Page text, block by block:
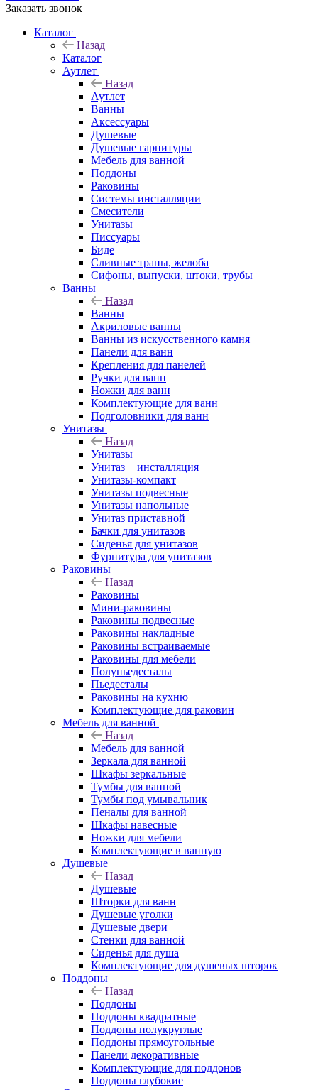
Заказать звонок
Каталог
Назад
Каталог
Аутлет
Назад
Аутлет
Ванны
Аксессуары
Душевые
Душевые гарнитуры
Мебель для ванной
Поддоны
Раковины
Системы инсталляции
Смесители
Унитазы
Писсуары
Биде
Сливные трапы, желоба
Сифоны, выпуски, штоки, трубы
Ванны
Назад
Ванны
Акриловые ванны
Ванны из искусственного камня
Панели для ванн
Крепления для панелей
Ручки для ванн
Ножки для ванн
Комплектующие для ванн
Подголовники для ванн
Унитазы
Назад
Унитазы
Унитаз + инсталляция
Унитазы-компакт
Унитазы подвесные
Унитазы напольные
Унитаз приставной
Бачки для унитазов
Сиденья для унитазов
Фурнитура для унитазов
Раковины
Назад
Раковины
Мини-раковины
Раковины подвесные
Раковины накладные
Раковины встраиваемые
Раковины для мебели
Полупьедесталы
Пьедесталы
Раковины на кухню
Комплектующие для раковин
Мебель для ванной
Назад
Мебель для ванной
Зеркала для ванной
Шкафы зеркальные
Тумбы для ванной
Тумбы под умывальник
Пеналы для ванной
Шкафы навесные
Ножки для мебели
Комплектующие в ванную
Душевые
Назад
Душевые
Шторки для ванн
Душевые уголки
Душевые двери
Стенки для ванной
Сиденья для душа
Комплектующие для душевых шторок
Поддоны
Назад
Поддоны
Поддоны квадратные
Поддоны полукруглые
Поддоны прямоугольные
Панели декоративные
Комплектующие для поддонов
Поддоны глубокие